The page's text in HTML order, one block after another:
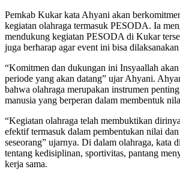
Pemkab Kukar kata Ahyani akan
kegiatan olahraga termasuk PESODA. Ia
mendukung kegiatan PESODA di Kukar
juga berharap agar event ini bisa
“Komitmen dan dukungan ini Insyaallah
periode yang akan datang” ujar Ahyani.
bahwa olahraga merupakan instrumen
manusia yang berperan dalam membentuk
“Kegiatan olahraga telah membuktikan
efektif termasuk dalam pembentukan nilai
seseorang” ujarnya. Di dalam olahraga, kata
tentang kedisiplinan, sportivitas, pantang
kerja sama.